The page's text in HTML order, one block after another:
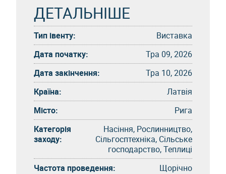
ДЕТАЛЬНІШЕ
Тип івенту:
Виставка
Дата початку:
Тра 09, 2026
Дата закінчення:
Тра 10, 2026
Країна:
Латвія
Місто:
Рига
Категорія
заходу:
Насіння, Рослинництво,
Сільгосптехніка, Сільське
господарство, Теплиці
Частота проведення:
Щорічно